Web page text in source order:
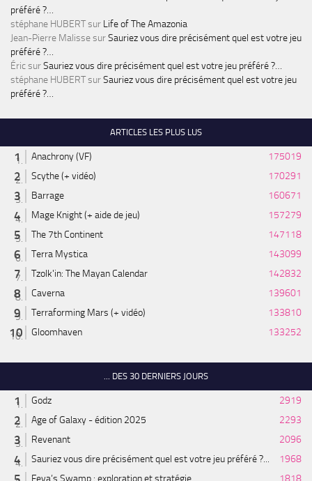
préféré ?…
stéphane HUBERTsur Life of The Amazonia
Jean-Pierre MalissesurSauriez vous dire précisément quel est votre jeu
préféré ?…
ÉricsurSauriez vous dire précisément quel est votre jeu préféré ?…
stéphane HUBERTsurSauriez vous dire précisément quel est votre jeu
préféré ?…
ARTICLES LES PLUS LUS
Anachrony (VF)
175019
Scythe (+ vidéo)
170291
Barrage
160671
Mage Knight (+ aide de jeu)
157279
The 7th Continent
147118
Terra Mystica
143099
Tzolk'in: The Mayan Calendar
142832
Caverna
139601
Terraforming Mars (+ vidéo)
133810
Gloomhaven
133252
... DES 30 DERNIERS JOURS
Godz
2919
Age of Galaxy - édition 2025
2293
Revenant
2096
Sauriez vous dire précisément quel est votre jeu préféré ?...
1968
Feya’s Swamp : exploration et stratégie
1818